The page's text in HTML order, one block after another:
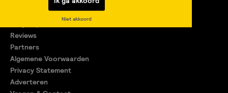
Editio Producties
Niet akkoord
Reviews
Partners
Algemene Voorwaarden
Privacy Statement
Adverteren